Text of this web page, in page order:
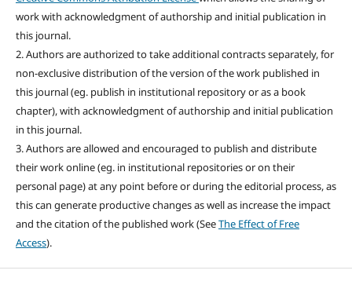
work with acknowledgment of authorship and initial publication in
this journal.
2. Authors are authorized to take additional contracts separately, for
non-exclusive distribution of the version of the work published in
this journal (eg. publish in institutional repository or as a book
chapter), with acknowledgment of authorship and initial publication
in this journal.
3. Authors are allowed and encouraged to publish and distribute
their work online (eg. in institutional repositories or on their
personal page) at any point before or during the editorial process, as
this can generate productive changes as well as increase the impact
and the citation of the published work (SeeThe Effect of Free
Access).